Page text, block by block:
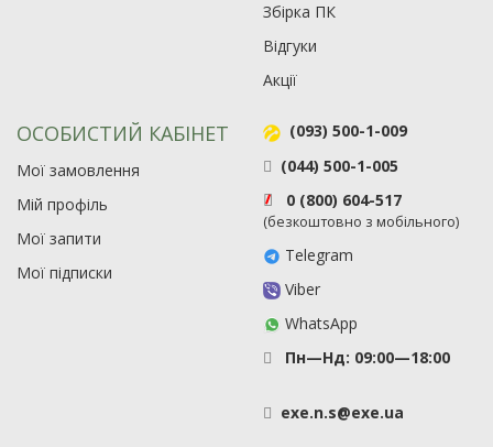
Збірка ПК
Відгуки
Акції
ОСОБИСТИЙ КАБІНЕТ
Мої замовлення
Мій профіль
Мої запити
Мої підписки
(093) 500-1-009
(044) 500-1-005
0 (800) 604-517
(безкоштовно з мобільного)
Telegram
Viber
WhatsApp
Пн—Нд: 09:00—18:00
exe.n.s@exe.ua